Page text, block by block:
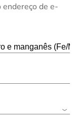
endereço de e-